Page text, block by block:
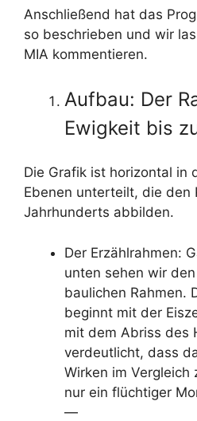
Anschließend hat das
so beschrieben und wir
MIA kommentieren.
Aufbau: Der
Ewigkeit bis
Die Grafik ist horizontal in
Ebenen unterteilt, die den
Jahrhunderts abbilden.
Der Erzählrahmen:
unten sehen wir
baulichen Rahmen.
beginnt mit der
mit dem Abriss des
verdeutlicht, dass
Wirken im Vergleich
nur ein flüchtiger
—